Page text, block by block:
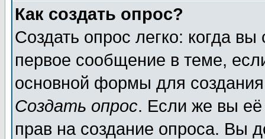
Как создать опрос?
Создать опрос легко: когда
первое сообщение в теме,
основной формы для
Создать опрос. Если же вы её
прав на создание опроса. Вы